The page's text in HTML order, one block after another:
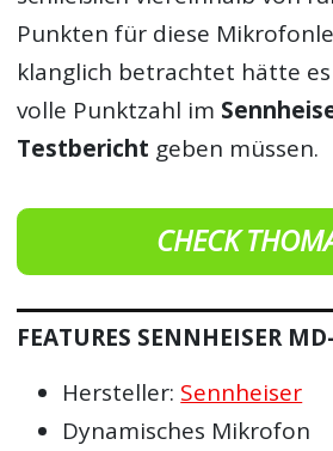
Punkten für diese
klanglich betrachtet hätte
volle Punktzahl im
Testbericht geben müssen.
CHECK
FEATURES SENNHEISER
Hersteller: Sennheiser
Dynamisches Mikrofon